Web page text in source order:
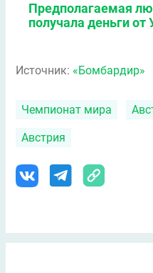
Предполагаемая
получала деньги
Источник: «Бомбардир»
Чемпионат мира
Австрия